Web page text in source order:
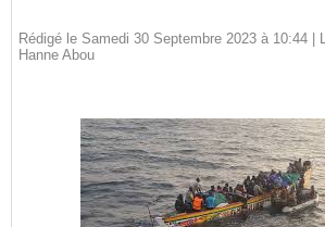
Rédigé le Samedi 30 Septembre 2023 à 10:44 |
Hanne Abou